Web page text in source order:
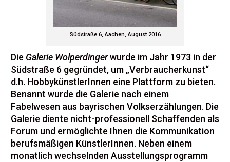
Südstraße 6, Aachen, August 2016
Die Galerie Wolperdingerwurde im Jahr 1973 in der
Südstraße 6 gegründet, um „Verbraucherkunst“
d.h. HobbykünstlerInnen eine Plattform zu bieten.
Benannt wurde die Galerie nach einem
Fabelwesen aus bayrischen Volkserzählungen. Die
Galerie diente nicht-professionell Schaffenden als
Forum und ermöglichte Ihnen die Kommunikation
berufsmäßigen KünstlerInnen. Neben einem
monatlich wechselnden Ausstellungsprogramm